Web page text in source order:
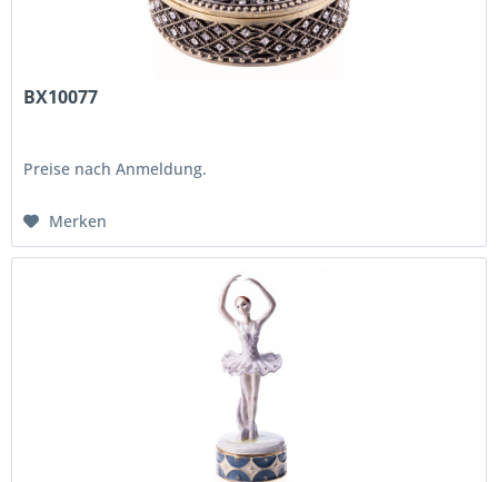
BX10077
Preise nach Anmeldung.
Merken